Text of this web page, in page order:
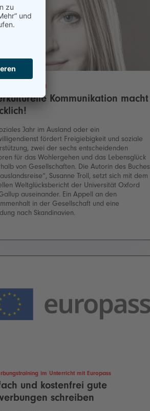
Susanne Troll
Kommunikation macht
Jahr im Ausland oder ein
fördert Freigiebigkeit und soziale
zwei der sechs entscheidenden
für das Wohlergehen und das Lebensglück
von Gesellschaften. Die Autorin des Buches
Susanne Troll, setzt sich mit dem
Weltglücksbericht der Universität Oxford
auseinander. Ein Appell an den
in der Gesellschaft und eine
nach Skandinavien.
im Unterricht mit Europass
und kostenfrei gute
schreiben